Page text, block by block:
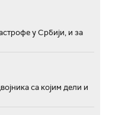
у Србији, и за
са којим дели и